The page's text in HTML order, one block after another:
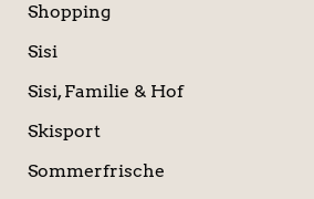
Shopping
Sisi
Sisi, Familie & Hof
Skisport
Sommerfrische